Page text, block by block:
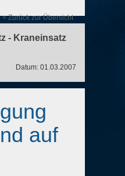
< Zurück zur Übersicht
- Kraneinsatz
Datum: 01.03.2007
auf